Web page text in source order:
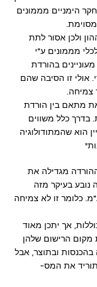
הימניים מממונים
ולכן אסור לתת
מממונים ע"י
בהורדת
אולי זו הסיבה שהם
צמיחה.
מתאם בין הורדת
בדרך כלל משווים
הוא שהמתודולוגיה
מגדילה את
נובע בעיקר מזה
כלומר זו לא צמיחה
אך יתכן מאוד
הרישום שלהן
ובתוצר, אבל
תוריד את המס-